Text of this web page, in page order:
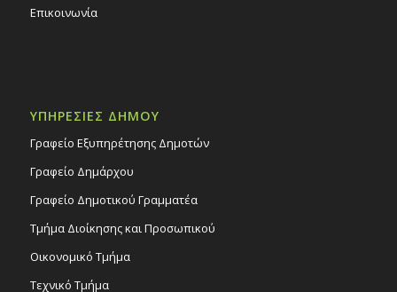
Επικοινωνία
ΥΠΗΡΕΣΙΕΣ ΔΗΜΟΥ
Γραφείο Εξυπηρέτησης Δημοτών
Γραφείο Δημάρχου
Γραφείο Δημοτικού Γραμματέα
Τμήμα Διοίκησης και Προσωπικού
Οικονομικό Τμήμα
Τεχνικό Τμήμα